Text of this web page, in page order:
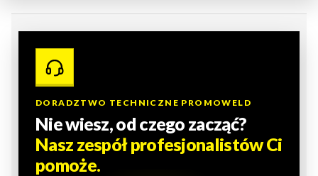
DORADZTWO TECHNICZNE PROMOWELD
Nie wiesz, od czego zacząć?
Nasz zespół profesjonalistów Ci
pomoże.